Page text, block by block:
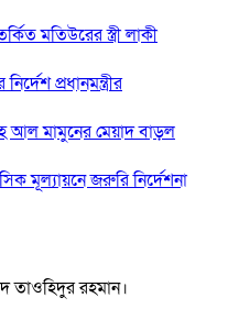
মতিউরের স্ত্রী লাকী
প্রধানমন্ত্রীর
আল মামুনের মেয়াদ বাড়ল
মূল্যায়নে জরুরি নির্দেশনা
তাওহিদুর রহমান।